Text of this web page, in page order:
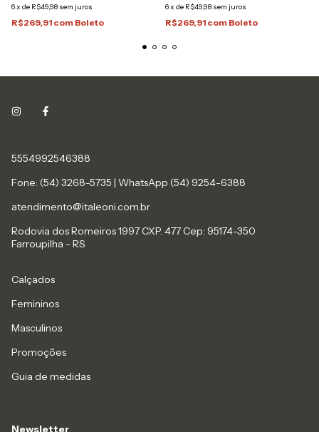
6x de R$49,98 sem juros
R$269,91 com Boleto
6x de R$49,98 sem juros
R$269,91 com Boleto
5554992546388
Fone: (54) 3268-5735 | WhatsApp (54) 9254-6388
atendimento@italeoni.com.br
Rodovia dos Romeiros 1997 CXP. 477 Cep: 95174-350
Farroupilha - RS
Calçados
Femininos
Masculinos
Promoções
Guia de medidas
Newsletter